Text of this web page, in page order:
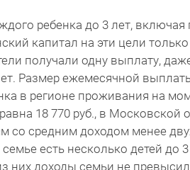
ребенка до 3 лет,
капитал на эти цели
получали одну выплату,
Размер ежемесячной
в регионе проживания на
18 770 руб., в Московской
со средним доходом менее
есть несколько детей до 3
них доходы семьи не